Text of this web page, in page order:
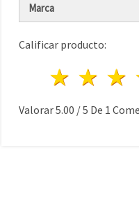
Marca
Calificar producto:
2
1
Valorar5.00 /5 De 1